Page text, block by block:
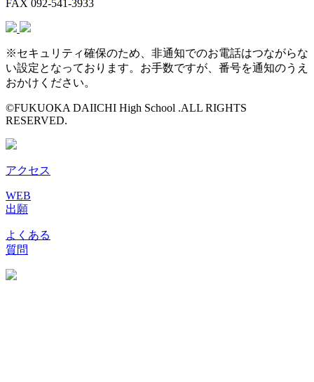
FAX 092-541-3933
※セキュリティ確保のため、非通知でのお電話はつながらな
い設定となっております。お手数ですが、番号を通知のうえ
おかけください。
©FUKUOKA DAIICHI High School .ALL RIGHTS
RESERVED.
アクセス
WEB
出願
よくある
質問